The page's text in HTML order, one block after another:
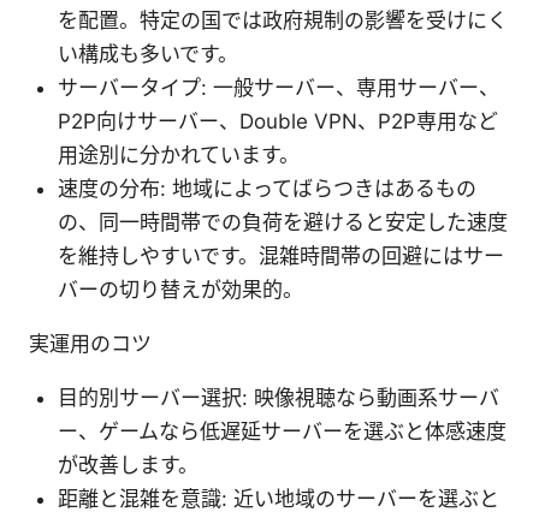
を配置。特定の国では政府規制の影響を受けにく
い構成も多いです。
サーバータイプ: 一般サーバー、専用サーバー、
P2P向けサーバー、Double VPN、P2P専用など
用途別に分かれています。
速度の分布: 地域によってばらつきはあるもの
の、同一時間帯での負荷を避けると安定した速度
を維持しやすいです。混雑時間帯の回避にはサー
バーの切り替えが効果的。
実運用のコツ
目的別サーバー選択: 映像視聴なら動画系サーバ
ー、ゲームなら低遅延サーバーを選ぶと体感速度
が改善します。
距離と混雑を意識: 近い地域のサーバーを選ぶと